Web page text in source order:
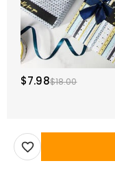
$7.98$18.00